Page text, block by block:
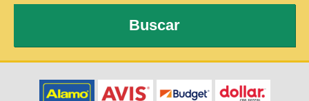
Buscar